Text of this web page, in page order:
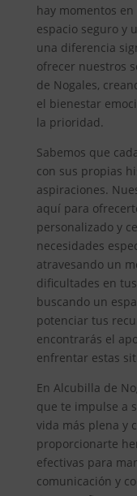
hay momentos
espacio seguro y
una diferencia
ofrecer nuestros
de Nogales,
el bienestar
la prioridad.
Sabemos que
con sus propias
aspiraciones.
aquí para
personalizado y
necesidades
atravesando un
dificultades en
buscando un
potenciar tus
encontrarás el
enfrentar estas
En Alcubilla de
que te impulse a
vida más plena y
proporcionarte
efectivas para
comunicación y